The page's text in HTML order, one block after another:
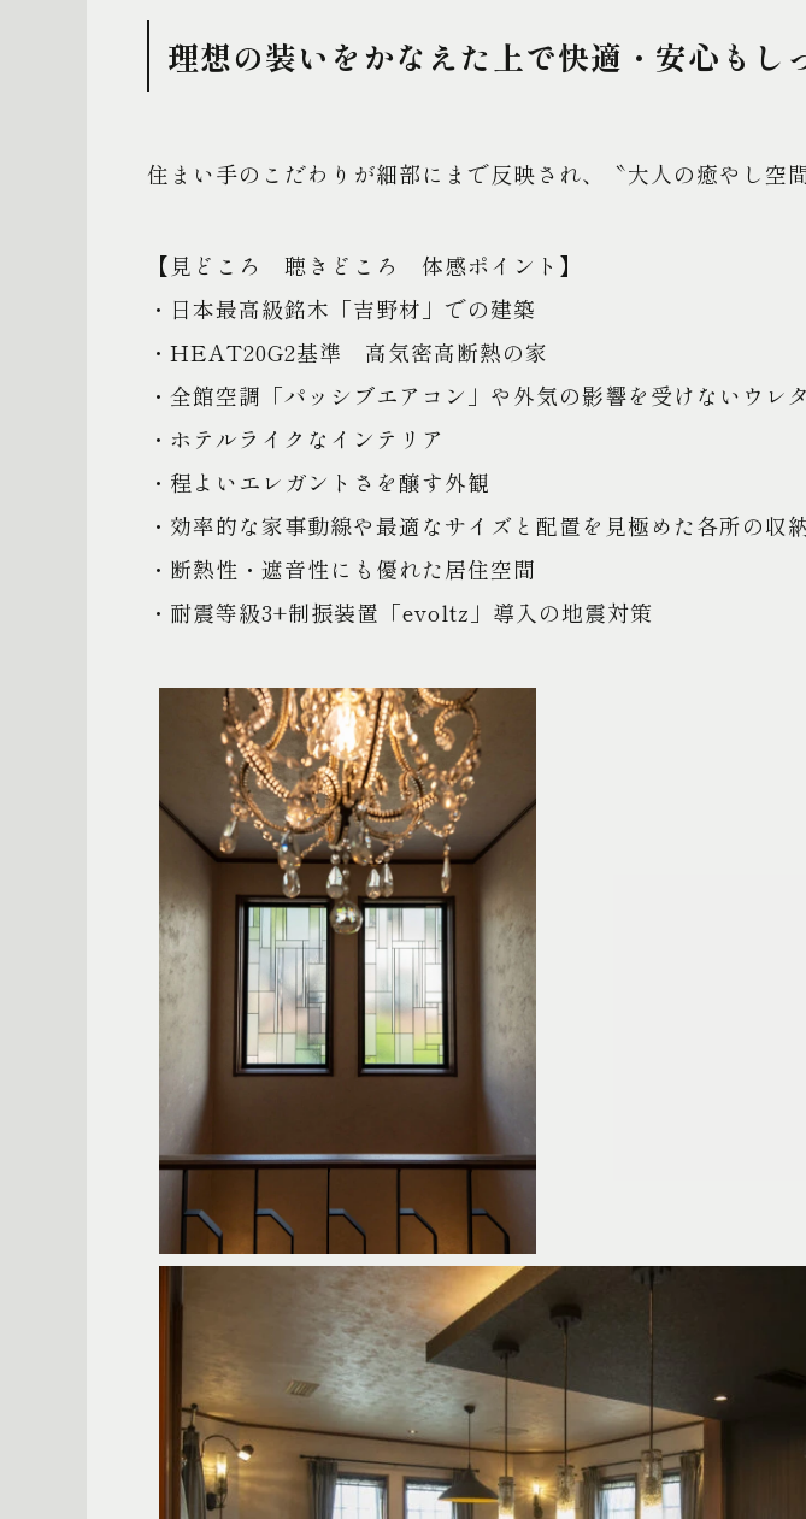
理想の装いをかなえた上で快適・安心もし
住まい手のこだわりが細部にまで反映され、〝大人の癒やし空
【見どころ 聴きどころ 体感ポイント】
・日本最高級銘木「吉野材」での建築
・HEAT20G2基準 高気密高断熱の家
・全館空調「パッシブエアコン」や外気の影響を受けないウレ
・ホテルライクなインテリア
・程よいエレガントさを醸す外観
・効率的な家事動線や最適なサイズと配置を見極めた各所の収
・断熱性・遮音性にも優れた居住空間
・耐震等級3+制振装置「evoltz」導入の地震対策